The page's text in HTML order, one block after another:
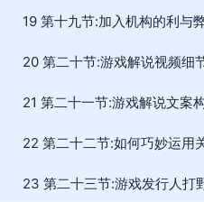
19 第十九节:加入机构的利与
20 第二十节:游戏解说视频细
21 第二十一节:游戏解说文案
22 第二十二节:如何巧妙运用
23 第二十三节:游戏发行人打